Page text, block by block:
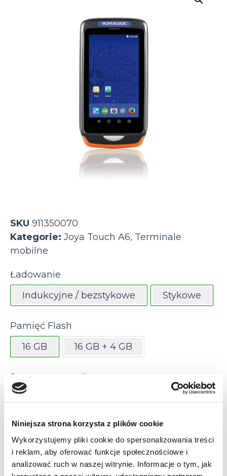
Niniejsza strona korzysta z plików cookie
Wykorzystujemy pliki cookie do spersonalizowania treści
i reklam, aby oferować funkcje społecznościowe i
analizować ruch w naszej witrynie. Informacje o tym, jak
SKU 911350070
Kategorie: Joya Touch A6, Terminale
mobilne
Ładowanie
Indukcyjne / bezstykowe
Stykowe
Pamięć Flash
16 GB
16 GB + 4 GB
System operacyjny
Android 6
Typ czytnika kodów
1D i 2D - Short Range
1D i 2D - Standard Range